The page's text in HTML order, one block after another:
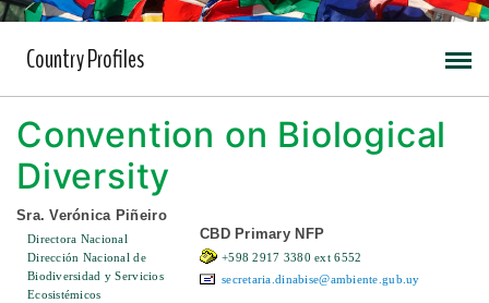
Country Profiles
Convention on Biological
Diversity
Sra. Verónica Piñeiro
Directora Nacional
Dirección Nacional de
Biodiversidad y Servicios
Ecosistémicos
CBD Primary NFP
+598 2917 3380 ext 6552
secretaria.dinabise@ambiente.gub.uy